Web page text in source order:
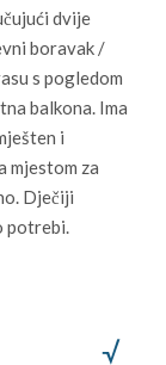
dvije
boravak /
s pogledom
balkona. Ima
i
mjestom za
Dječiji
potrebi.